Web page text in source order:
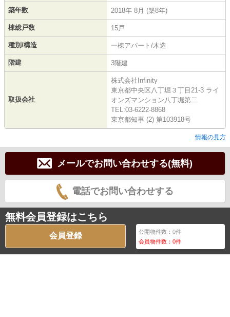
築年数 2018年 8月 (築8年)
棟総戸数 15戸
種別/構造 一棟アパート/木造
階建 3階建
取扱会社
株式会社Infinity
東京都中央区八丁堀３丁目21-3 ライ
オンズマンション八丁堀第二
TEL:03-6222-8868
東京都知事 (2) 第103918号
情報の見方
メールでお問い合わせする(無料)
電話でお問い合わせする
無料会員登録はこちら
会員登録 公開物件数：0件
会員物件数：0件